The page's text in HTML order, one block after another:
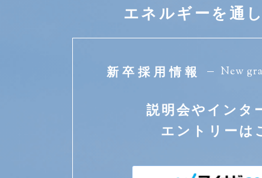
エネルギーを通
新卒採用情報 New
説明会やインタ
エントリーは